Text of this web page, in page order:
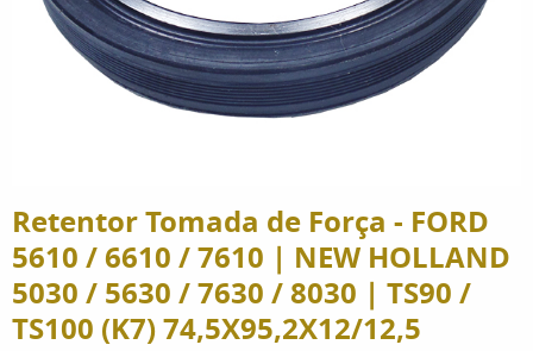
Retentor Tomada de Força - FORD
5610 / 6610 / 7610 | NEW HOLLAND
5030 / 5630 / 7630 / 8030 | TS90 /
TS100 (K7) 74,5X95,2X12/12,5